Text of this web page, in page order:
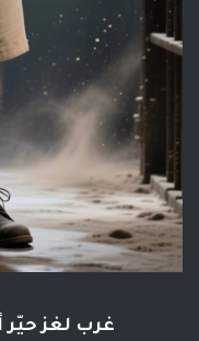
غرب لغز حيّر